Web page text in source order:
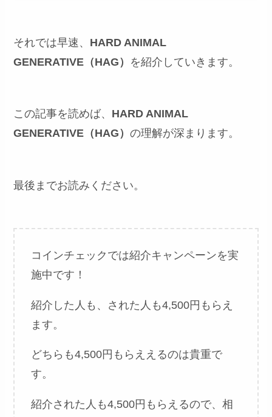
それでは早速、 HARD ANIMAL
GENERATIVE（HAG） を紹介していきます。
この記事を読めば、 HARD ANIMAL
GENERATIVE（HAG）の理解が深まります。
最後までお読みください。
コインチェックでは紹介キャンペーンを実
施中です！
紹介した人も、された人も4,500円もらえ
ます。
どちらも4,500円もらええるのは貴重で
す。
紹介された人も4,500円もらえるので、相